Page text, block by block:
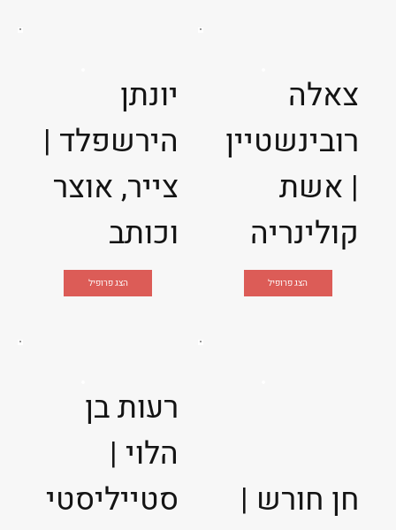
יונתן
הירשפלד |
צייר, אוצר
וכותב
הצג פרופיל
צאלה
רובינשטיין
| אשת
קולינריה
הצג פרופיל
רעות בן
הלוי |
סטייליסטי
חן חורש |